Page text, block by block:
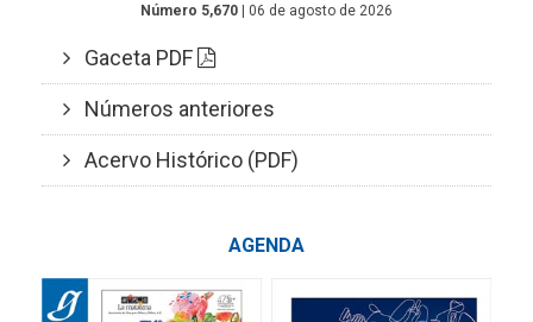
Número 5,670 | 06 de agosto de 2026
Gaceta PDF
Números anteriores
Acervo Histórico (PDF)
AGENDA